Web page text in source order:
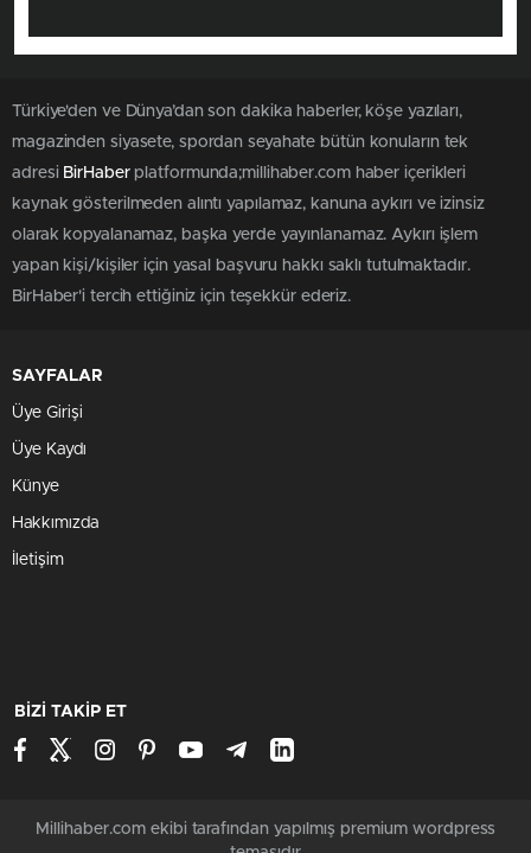
Türkiye'den ve Dünya’dan son dakika haberler, köşe yazıları,
magazinden siyasete, spordan seyahate bütün konuların tek
adresi BirHaberplatformunda;millihaber.com haber içerikleri
kaynak gösterilmeden alıntı yapılamaz, kanuna aykırı ve izinsiz
olarak kopyalanamaz, başka yerde yayınlanamaz. Aykırı işlem
yapan kişi/kişiler için yasal başvuru hakkı saklı tutulmaktadır.
BirHaber'i tercih ettiğiniz için teşekkür ederiz.
SAYFALAR
Üye Girişi
Üye Kaydı
Künye
Hakkımızda
İletişim
BİZİ TAKİP ET
Millihaber.com ekibi tarafından yapılmış premium wordpress